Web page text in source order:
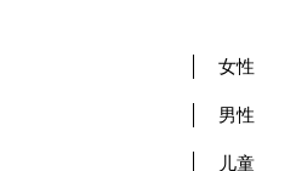
女性
男性
儿童